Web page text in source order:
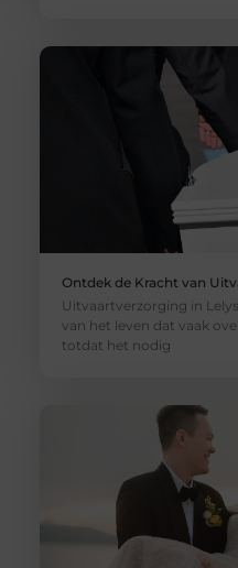
Ontdek de Kracht van
Uitvaartverzorging in
van het leven dat vaak
totdat het nodig